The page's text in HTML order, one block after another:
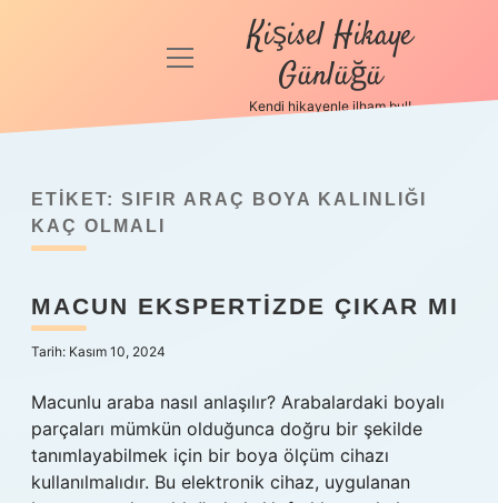
Anasayfa
Politikası
Yasal Uyarı
Hakkımızda
menüyü
Kişisel Hikaye
Günlüğü
Kendi hikayenle ilham bul!
ETIKET: SIFIR ARAÇ BOYA KALINLIĞI
KAÇ OLMALI
MACUN EKSPERTIZDE ÇIKAR MI
Tarih: Kasım 10, 2024
Macunlu araba nasıl anlaşılır? Arabalardaki boyalı
parçaları mümkün olduğunca doğru bir şekilde
tanımlayabilmek için bir boya ölçüm cihazı
kullanılmalıdır. Bu elektronik cihaz, uygulanan